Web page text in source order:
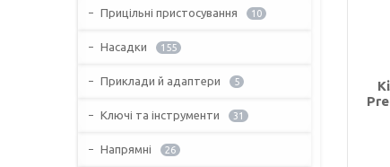
Прицільні пристосування 10
Насадки 155
Приклади й адаптери 5
Ключі та інструменти 31
Напрямні 26